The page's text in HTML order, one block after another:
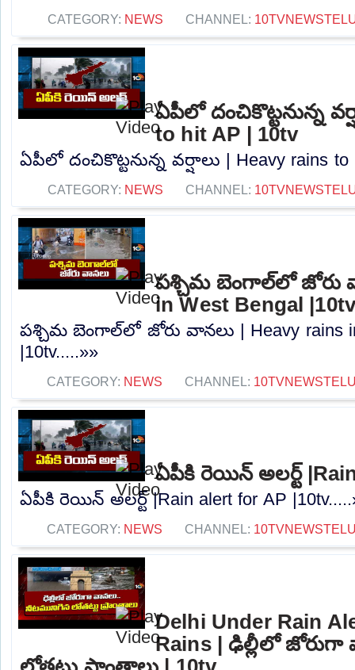
CATEGORY: NEWS CHANNEL:
ఏపీలో దంచికొట్టనున్న
to hit AP | 10tv
ఏపీలో దంచికొట్టనున్న వర్షాలు | Heavy rains to
CATEGORY: NEWS CHANNEL:
పశ్చిమ బెంగాల్‌లో జోరు
in West Bengal
పశ్చిమ బెంగాల్‌లో జోరు వానలు | Heavy rains
|10tv.....»»
CATEGORY: NEWS CHANNEL:
ఏపీకి రెయిన్ అలర్ట్
ఏపీకి రెయిన్ అలర్ట్ |Rain alert for AP
CATEGORY: NEWS CHANNEL:
Delhi Under Rain
Rains | ఢిల్లీలో